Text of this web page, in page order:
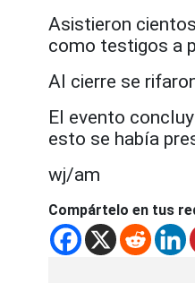
Asistieron
como testigos a
Al cierre se
El evento
esto se había
wj/am
Compártelo en tus